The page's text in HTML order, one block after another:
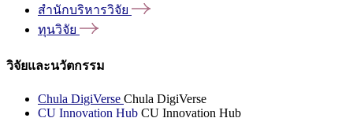
สำนักบริหารวิจัย
ทุนวิจัย
วิจัยและนวัตกรรม
Chula DigiVerse Chula DigiVerse
CU Innovation Hub CU Innovation Hub